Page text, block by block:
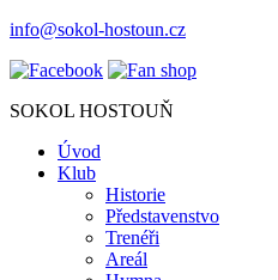
info@sokol-hostoun.cz
SOKOL HOSTOUŇ
Úvod
Klub
Historie
Představenstvo
Trenéři
Areál